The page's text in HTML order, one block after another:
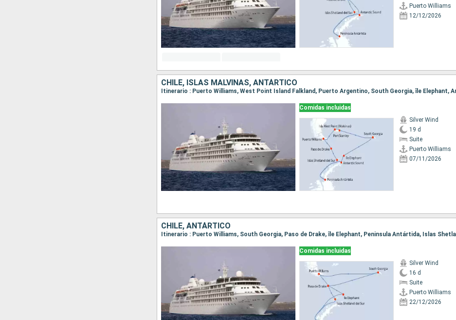
Puerto Williams
12/12/2026
CHILE, ISLAS MALVINAS, ANTÁRTICO
Comidas incluidas
Silver Wind
19 d
Suite
Puerto Williams
07/11/2026
CHILE, ANTÁRTICO
Comidas incluidas
Silver Wind
16 d
Suite
Puerto Williams
22/12/2026